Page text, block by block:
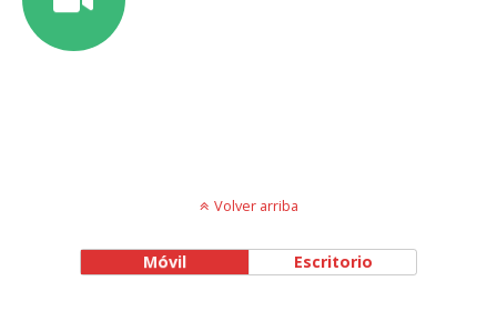
Volver arriba
Móvil Escritorio